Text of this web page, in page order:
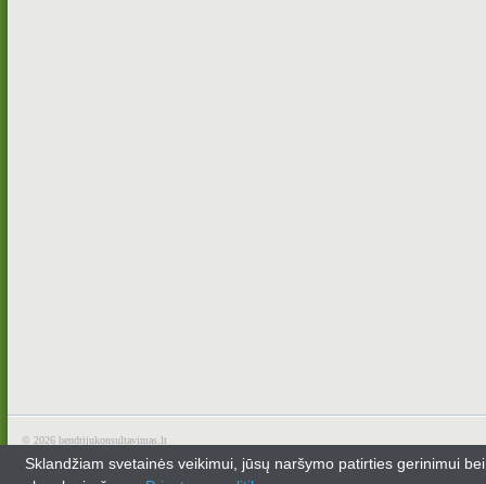
© 2026 bendrijukonsultavimas.lt
Sklandžiam svetainės veikimui, jūsų naršymo patirties gerinimui